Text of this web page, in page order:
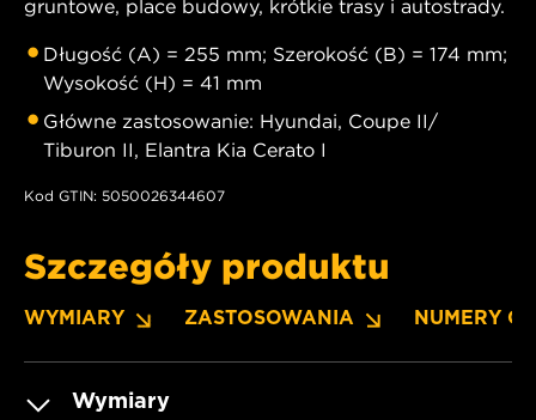
gruntowe, place budowy, krótkie trasy i autostrady.
Długość (A) = 255 mm; Szerokość (B) = 174 mm;
Wysokość (H) = 41 mm
Główne zastosowanie: Hyundai, Coupe II/
Tiburon II, Elantra Kia Cerato I
Kod GTIN: 5050026344607
Szczegóły produktu
WYMIARY ZASTOSOWANIA NUMERY OE
Wymiary